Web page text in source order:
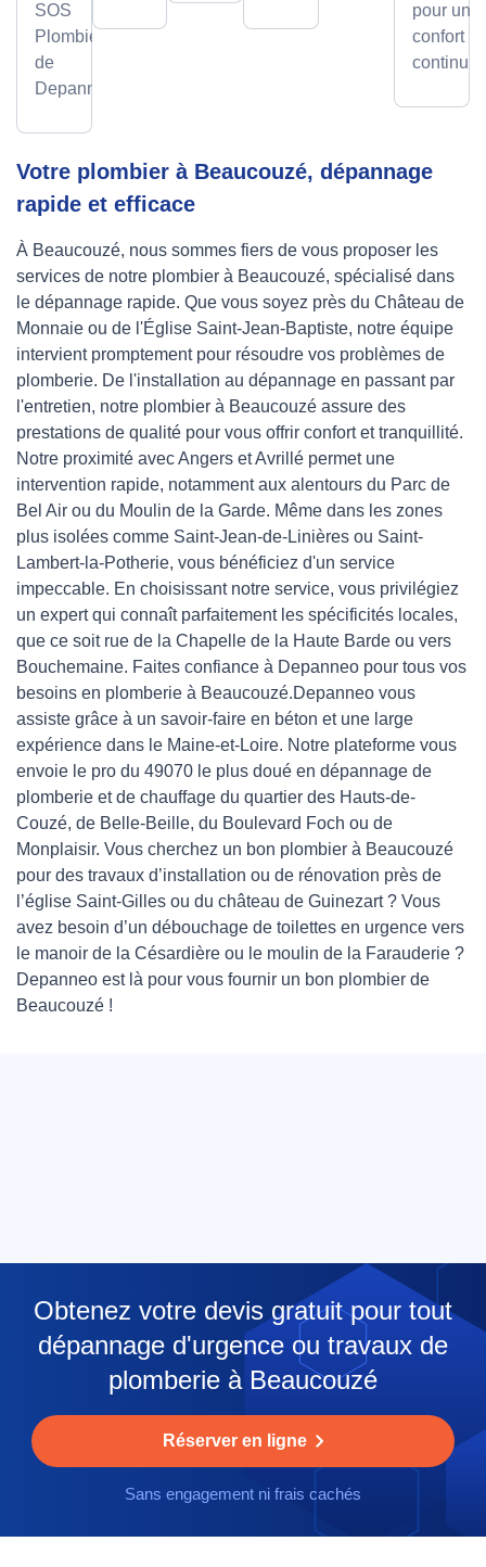
SOS
Plombier
de
Depanneo
pour un
confort
continu.
Votre plombier à Beaucouzé, dépannage
rapide et efficace
À Beaucouzé, nous sommes fiers de vous proposer les
services de notre plombier à Beaucouzé, spécialisé dans
le dépannage rapide. Que vous soyez près du Château de
Monnaie ou de l'Église Saint-Jean-Baptiste, notre équipe
intervient promptement pour résoudre vos problèmes de
plomberie. De l'installation au dépannage en passant par
l'entretien, notre plombier à Beaucouzé assure des
prestations de qualité pour vous offrir confort et tranquillité.
Notre proximité avec Angers et Avrillé permet une
intervention rapide, notamment aux alentours du Parc de
Bel Air ou du Moulin de la Garde. Même dans les zones
plus isolées comme Saint-Jean-de-Linières ou Saint-
Lambert-la-Potherie, vous bénéficiez d'un service
impeccable. En choisissant notre service, vous privilégiez
un expert qui connaît parfaitement les spécificités locales,
que ce soit rue de la Chapelle de la Haute Barde ou vers
Bouchemaine. Faites confiance à Depanneo pour tous vos
besoins en plomberie à Beaucouzé.Depanneo vous
assiste grâce à un savoir-faire en béton et une large
expérience dans le Maine-et-Loire. Notre plateforme vous
envoie le pro du 49070 le plus doué en dépannage de
plomberie et de chauffage du quartier des Hauts-de-
Couzé, de Belle-Beille, du Boulevard Foch ou de
Monplaisir. Vous cherchez un bon plombier à Beaucouzé
pour des travaux d’installation ou de rénovation près de
l’église Saint-Gilles ou du château de Guinezart ? Vous
avez besoin d’un débouchage de toilettes en urgence vers
le manoir de la Césardière ou le moulin de la Farauderie ?
Depanneo est là pour vous fournir un bon plombier de
Beaucouzé !
Obtenez votre devis gratuit pour tout
dépannage d'urgence ou travaux de
plomberie à Beaucouzé
Réserver en ligne
Sans engagement ni frais cachés